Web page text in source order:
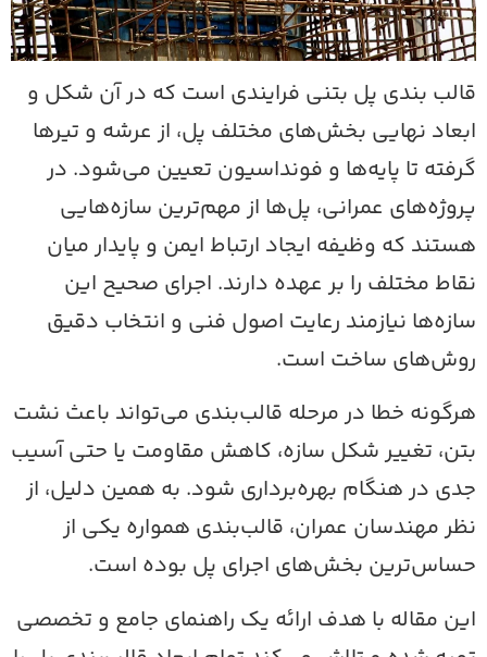
بندی پل بتنی فرایندی است که در آن شکل و
نهایی بخش‌های مختلف پل، از عرشه و تیرها
تا پایه‌ها و فونداسیون تعیین می‌شود. در
عمرانی، پل‌ها از مهم‌ترین سازه‌هایی
که وظیفه ایجاد ارتباط ایمن و پایدار میان
مختلف را بر عهده دارند. اجرای صحیح این
نیازمند رعایت اصول فنی و انتخاب دقیق
ساخت است.
خطا در مرحله قالب‌بندی می‌تواند باعث نشت
تغییر شکل سازه، کاهش مقاومت یا حتی آسیب
در هنگام بهره‌برداری شود. به همین دلیل، از
مهندسان عمران، قالب‌بندی همواره یکی از
بخش‌های اجرای پل بوده است.
مقاله با هدف ارائه یک راهنمای جامع و تخصصی